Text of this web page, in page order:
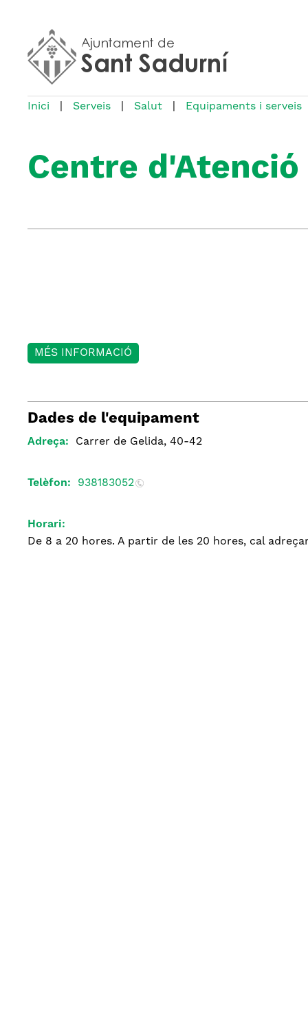
Inici Serveis Salut Equipaments i serveis
Centre
MÉS INFORMACIÓ
Dades de l'equipament
Adreça: Carrer de Gelida, 40-42
Telèfon: 938183052
Horari:
De 8 a 20 hores. A partir de les 20 hores, cal